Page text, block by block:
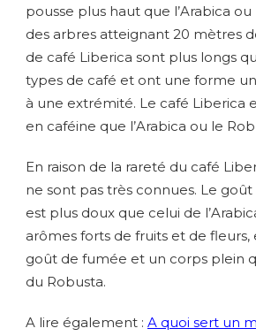
pousse plus haut que l’Arabica
des arbres atteignant 20 mètres
de café Liberica sont plus longs
types de café et ont une forme
à une extrémité. Le café Liberica
en caféine que l’Arabica ou le
En raison de la rareté du café
ne sont pas très connues. Le
est plus doux que celui de
arômes forts de fruits et de fleurs,
goût de fumée et un corps plein
du Robusta.
A lire également : A quoi sert un